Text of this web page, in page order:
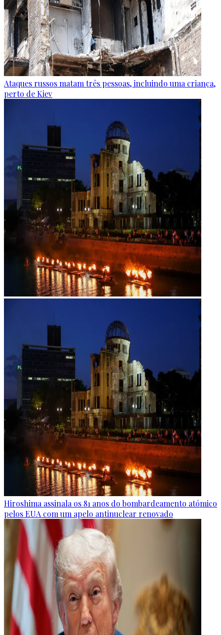
Ataques russos matam três pessoas, incluindo uma criança,
perto de Kiev
Hiroshima assinala os 81 anos do bombardeamento atómico
pelos EUA com um apelo antinuclear renovado